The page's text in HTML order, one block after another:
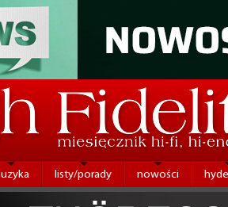
listy/porady nowości